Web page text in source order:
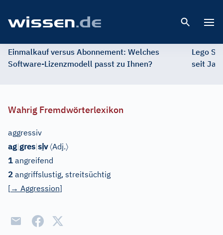
Einmalkauf versus Abonnement: Welches
Software-Lizenzmodell passt zu Ihnen?
Lego
seit
Wahrig Fremdwörterlexikon
aggressiv
ag|gres|siv 〈Adj.〉
1 angreifend
2 angriffslustig, streitsüchtig
[→ Aggression]